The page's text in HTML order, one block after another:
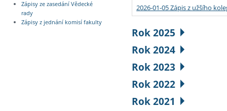
Zápisy ze zasedání Vědecké
rady
Zápisy z jednání komisí fakulty
2026-01-05 Zápis z užšího
Rok 2025
Rok 2024
Rok 2023
Rok 2022
Rok 2021